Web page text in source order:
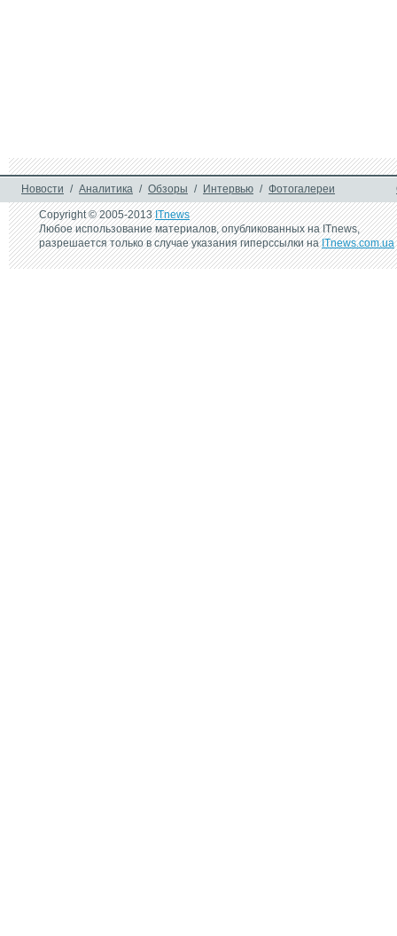
Новости / Аналитика / Обзоры / Интервью / Фотогалереи
Copyright © 2005-2013ITnews
Любое использование материалов, опубликованных на ITnews,
разрешается только в случае указания гиперссылки наITnews.com.ua